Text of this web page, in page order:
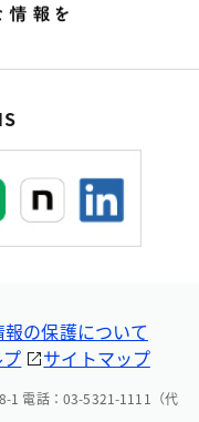
報の保護について
サイトマップ
1 電話：03-5321-1111（代